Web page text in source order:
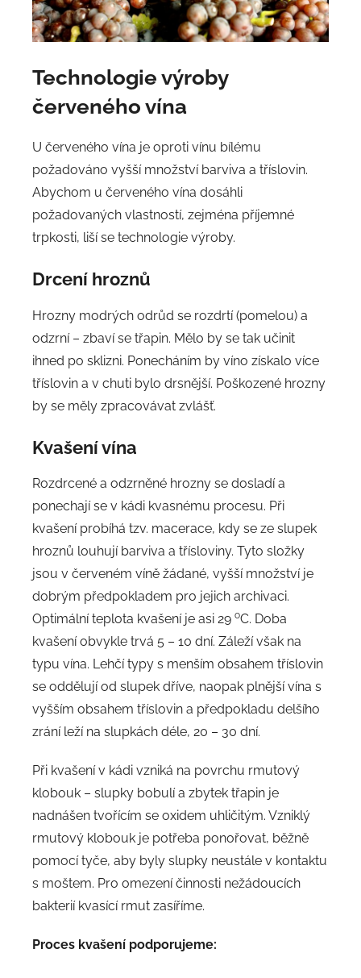
Technologie výroby
červeného vína
U červeného vína je oproti vínu bílému
požadováno vyšší množství barviva a tříslovin.
Abychom u červeného vína dosáhli
požadovaných vlastností, zejména příjemné
trpkosti, liší se technologie výroby.
Drcení hroznů
Hrozny modrých odrůd se rozdrtí (pomelou) a
odzrní – zbaví se třapin. Mělo by se tak učinit
ihned po sklizni. Ponecháním by víno získalo více
tříslovin a v chuti bylo drsnější. Poškozené hrozny
by se měly zpracovávat zvlášť.
Kvašenívína
Rozdrcené a odzrněné hrozny se dosladí a
ponechají se v kádi kvasnému procesu. Při
kvašení probíhá tzv. macerace, kdy se ze slupek
hroznů louhují barviva a třísloviny. Tyto složky
jsou v červeném víně žádané, vyšší množství je
dobrým předpokladem pro jejich archivaci.
Optimální teplota kvašení je asi 29 oC. Doba
kvašení obvykle trvá 5 – 10 dní. Záleží však na
typu vína. Lehčí typy s menším obsahem tříslovin
se oddělují od slupek dříve, naopak plnější vína s
vyšším obsahem tříslovin a předpokladu delšího
zrání leží na slupkách déle, 20 – 30 dní.
Při kvašení v kádi vzniká na povrchu rmutový
klobouk – slupky bobulí a zbytek třapin je
nadnášen tvořícím se oxidem uhličitým. Vzniklý
rmutový klobouk je potřeba ponořovat, běžně
pomocí tyče, aby byly slupky neustále v kontaktu
s moštem. Pro omezení činnosti nežádoucích
bakterií kvasící rmut zasíříme.
Proces kvašení podporujeme: